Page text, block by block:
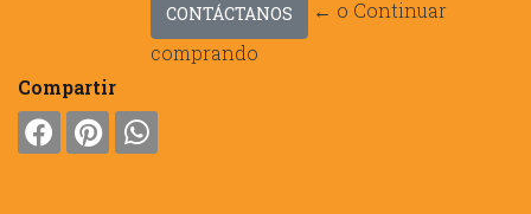
CONTÁCTANOS
← o Continuar
comprando
Compartir